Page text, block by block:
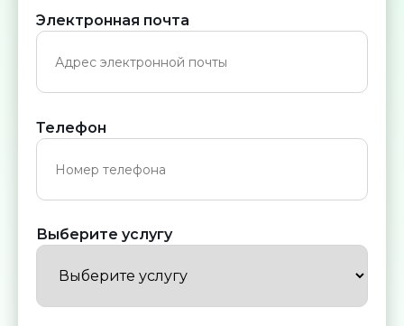
Электронная почта
Телефон
Выберите услугу